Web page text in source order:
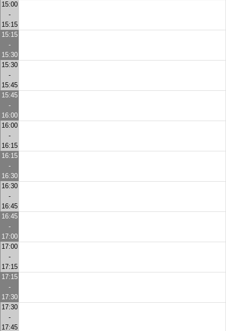
15:00
-
15:15
15:15
-
15:30
15:30
-
15:45
15:45
-
16:00
16:00
-
16:15
16:15
-
16:30
16:30
-
16:45
16:45
-
17:00
17:00
-
17:15
17:15
-
17:30
17:30
-
17:45